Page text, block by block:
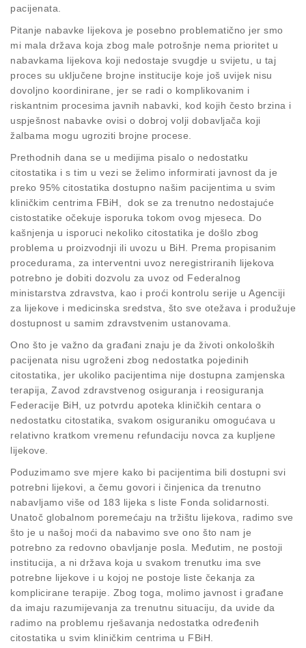
pacijenata.
Pitanje nabavke lijekova je posebno problematično jer smo
mi mala država koja zbog male potrošnje nema prioritet u
nabavkama lijekova koji nedostaje svugdje u svijetu, u taj
proces su uključene brojne institucije koje još uvijek nisu
dovoljno koordinirane, jer se radi o komplikovanim i
riskantnim procesima javnih nabavki, kod kojih često brzina i
uspješnost nabavke ovisi o dobroj volji dobavljača koji
žalbama mogu ugroziti brojne procese.
Prethodnih dana se u medijima pisalo o nedostatku
citostatika i s tim u vezi se želimo informirati javnost da je
preko 95% citostatika dostupno našim pacijentima u svim
kliničkim centrima FBiH, dok se za trenutno nedostajuće
cistostatike očekuje isporuka tokom ovog mjeseca. Do
kašnjenja u isporuci nekoliko citostatika je došlo zbog
problema u proizvodnji ili uvozu u BiH. Prema propisanim
procedurama, za interventni uvoz neregistriranih lijekova
potrebno je dobiti dozvolu za uvoz od Federalnog
ministarstva zdravstva, kao i proći kontrolu serije u Agenciji
za lijekove i medicinska sredstva, što sve otežava i produžuje
dostupnost u samim zdravstvenim ustanovama.
Ono što je važno da građani znaju je da životi onkoloških
pacijenata nisu ugroženi zbog nedostatka pojedinih
citostatika, jer ukoliko pacijentima nije dostupna zamjenska
terapija, Zavod zdravstvenog osiguranja i reosiguranja
Federacije BiH, uz potvrdu apoteka kliničkih centara o
nedostatku citostatika, svakom osiguraniku omogućava u
relativno kratkom vremenu refundaciju novca za kupljene
lijekove.
Poduzimamo sve mjere kako bi pacijentima bili dostupni svi
potrebni lijekovi, a čemu govori i činjenica da trenutno
nabavljamo više od 183 lijeka s liste Fonda solidarnosti.
Unatoč globalnom poremećaju na tržištu lijekova, radimo sve
što je u našoj moći da nabavimo sve ono što nam je
potrebno za redovno obavljanje posla. Međutim, ne postoji
institucija, a ni država koja u svakom trenutku ima sve
potrebne lijekove i u kojoj ne postoje liste čekanja za
komplicirane terapije. Zbog toga, molimo javnost i građane
da imaju razumijevanja za trenutnu situaciju, da uvide da
radimo na problemu rješavanja nedostatka određenih
citostatika u svim kliničkim centrima u FBiH.